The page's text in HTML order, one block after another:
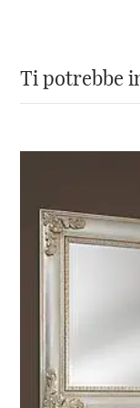
La
nostro
articoli
rigorosi
di aiutarti a
decorare la
Ogni prodotto
un pezzo
barocco
Ti potrebbe